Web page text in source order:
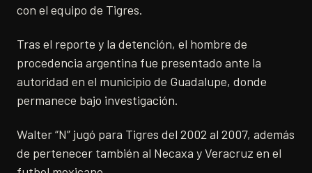
con el equipo de Tigres.
Tras el reporte y la detención, el hombre de
procedencia argentina fue presentado ante la
autoridad en el municipio de Guadalupe, donde
permanece bajo investigación.
Walter “N” jugó para Tigres del 2002 al 2007, además
de pertenecer también al Necaxa y Veracruz en el